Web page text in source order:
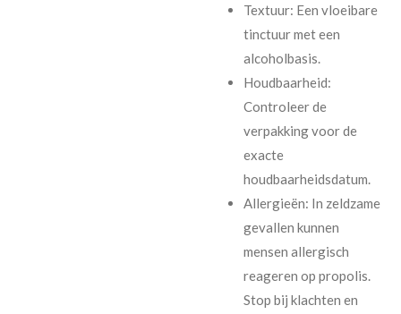
Textuur: Een vloeibare
tinctuur met een
alcoholbasis.
Houdbaarheid:
Controleer de
verpakking voor de
exacte
houdbaarheidsdatum.
Allergieën: In zeldzame
gevallen kunnen
mensen allergisch
reageren op propolis.
Stop bij klachten en